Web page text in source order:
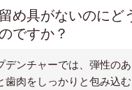
め具がないのにど
ですか？
デンチャーでは、弾性の
歯肉をしっかりと包み込